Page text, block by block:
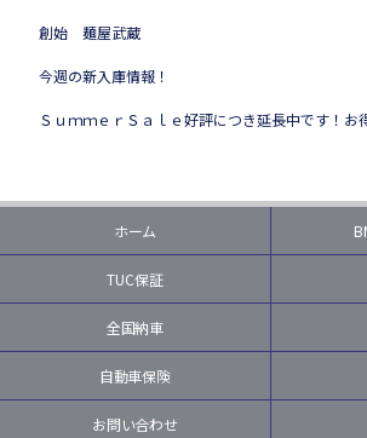
創始 麺屋武蔵
今週の新入庫情報！
ＳｕｍｍｅｒＳａｌｅ好評につき延長中です！お
ホーム
TUC保証
全国納車
自動車保険
お問い合わせ